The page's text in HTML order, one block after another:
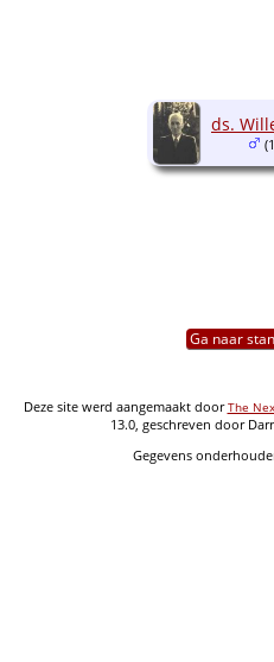
ds.
Ga naar
Deze site werd aangemaakt doorThe
13.0, geschreven door
Gegevens